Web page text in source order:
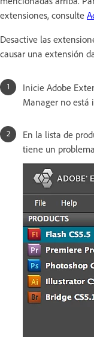
extensiones, consulte
Desactive las
causar una extensión
Inicie Adobe
Manager no está
En la lista de
tiene un